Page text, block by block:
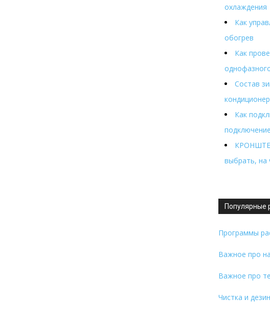
охлаждения
Как
обогрев
Как
Состав
Как
выбрать, на
Популярные
Программы
Важное про
Важное про
Чистка и